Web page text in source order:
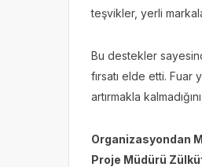
teşvikler, yerli
Bu destekler
fırsatı elde etti. Fuar
artırmakla
Organizasyondan
Proje Müdürü